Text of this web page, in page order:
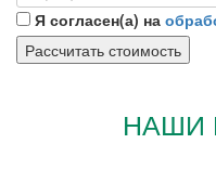
Я согласен(а) на
НАШИ